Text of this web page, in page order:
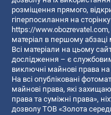
розміщення прямого,
гіперпосилання на
https://www.obozrevatel.com
матеріал в першому абзаці
Всі матеріали на цьому
дослідження – є
виключні майнові права
На всі опубліковані
майнові права, які
права та суміжні права»,
дозволу ТОВ «Золота